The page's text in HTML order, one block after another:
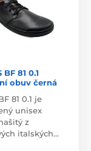
BF 81 0.1
obuv černá
81 0.1 je
unisex
z
italských…